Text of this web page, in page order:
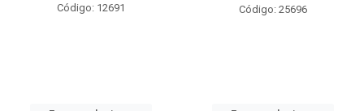
Código: 12691 Código: 25696